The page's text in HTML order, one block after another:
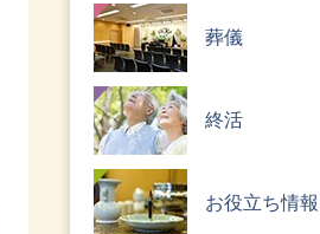
葬儀
終活
お役立ち情報